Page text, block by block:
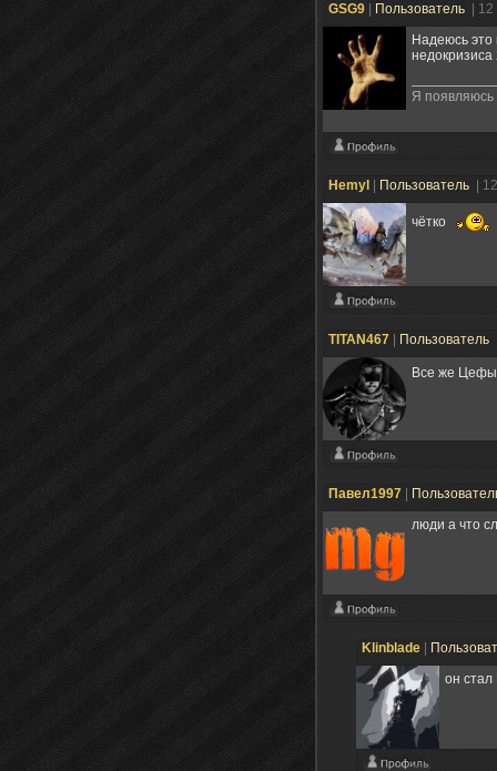
GSG9 Пользователь
|
Надеюсь это
Я появляюсь
Hemyl Пользователь |
чётко
TITAN467 Пользователь
Все же Цефы
Павел1997
люди а что
Klinblade
он